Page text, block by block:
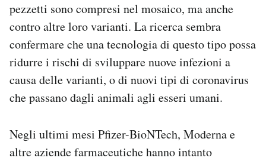
pezzetti sono compresi nel mosaico, ma anche
contro altre loro varianti. La ricerca sembra
confermare che una tecnologia di questo tipo possa
ridurre i rischi di sviluppare nuove infezioni a
causa delle varianti, o di nuovi tipi di coronavirus
che passano dagli animali agli esseri umani.
Negli ultimi mesi Pfizer-BioNTech, Moderna e
altre aziende farmaceutiche hanno intanto